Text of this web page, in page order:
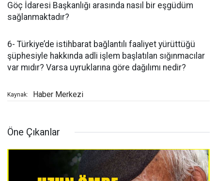
Göç İdaresi Başkanlığı arasında nasıl bir eşgüdüm
sağlanmaktadır?
6- Türkiye’de istihbarat bağlantılı faaliyet yürüttüğü
şüphesiyle hakkında adli işlem başlatılan sığınmacılar
var mıdır? Varsa uyruklarına göre dağılımı nedir?
Kaynak: Haber Merkezi
Öne Çıkanlar